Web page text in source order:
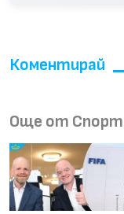
Коментирай
Още от Спорт